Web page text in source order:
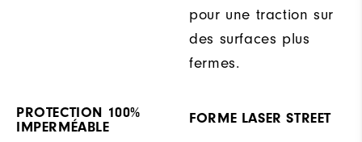
pour une traction sur
des surfaces plus
fermes.
PROTECTION 100%
IMPERMÉABLE
FORME LASER STREET